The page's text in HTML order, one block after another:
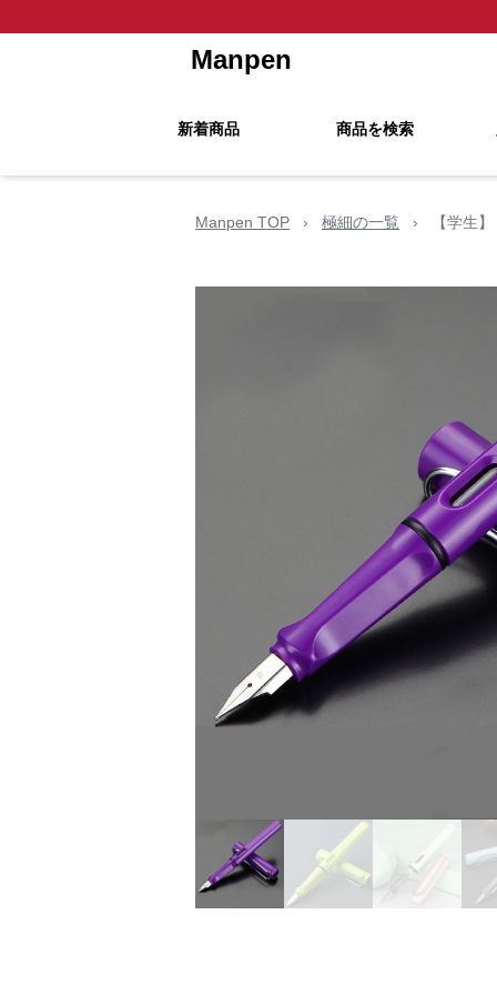
Manpen
新着商品 商品を検索
Manpen TOP › 極細の一覧 › 【学生